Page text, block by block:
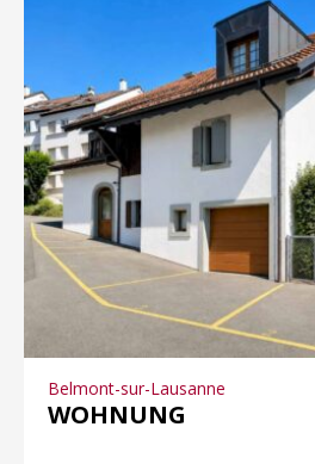
Belmont-sur-Lausanne
WOHNUNG